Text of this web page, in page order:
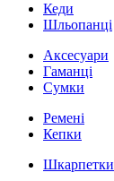
Кеди
Шльопанці
Аксесуари
Гаманці
Сумки
Ремені
Кепки
Шкарпетки